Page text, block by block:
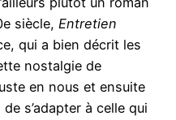
siècle, Entretien
qui a bien décrit les
nostalgie de
en nous et ensuite
s’adapter à celle qui